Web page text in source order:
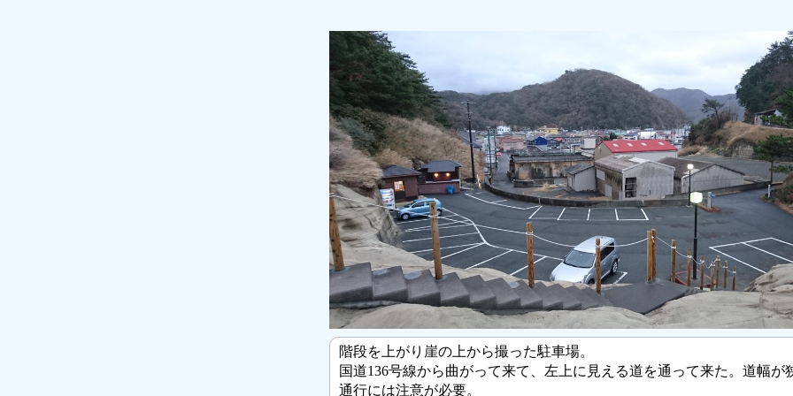
階段を上がり崖の上から撮った駐車場。
国道136号線から曲がって来て、左上に見える道を通って来た。道幅が
通行には注意が必要。